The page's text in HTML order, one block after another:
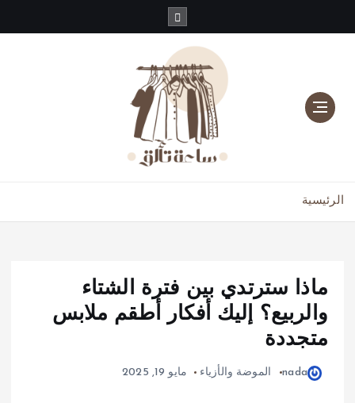
الرئيسية
ماذا سترتدي بين فترة الشتاء
والربيع؟ إليك أفكار أطقم ملابس
متجددة
nada الموضة والأزياء مايو 19, 2025